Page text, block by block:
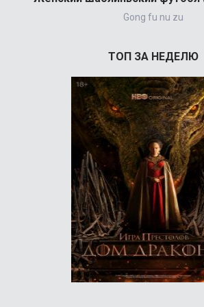
Gong fu nu zu
ТОП ЗА НЕДЕЛЮ